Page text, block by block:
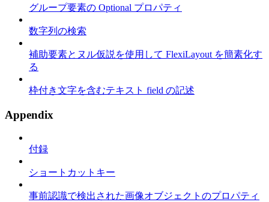
グループ要素の Optional プロパティ
数字列の検索
補助要素とヌル仮説を使用して FlexiLayout を簡素化す
る
枠付き文字を含むテキスト field の記述
Appendix
付録
ショートカットキー
事前認識で検出された画像オブジェクトのプロパティ